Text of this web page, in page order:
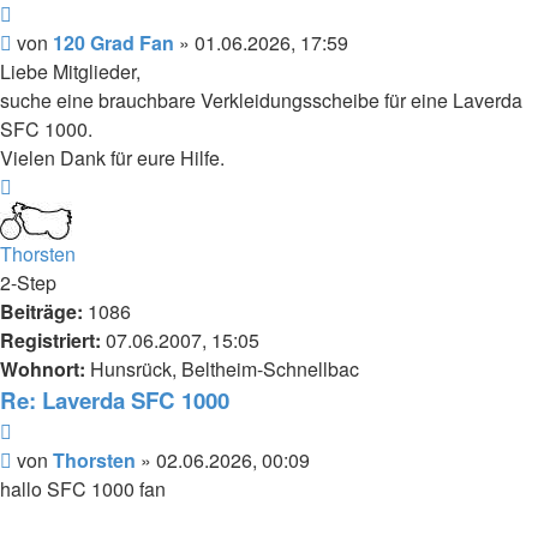
Beitrag
von 120 Grad Fan » 01.06.2026, 17:59
Liebe Mitglieder,
suche eine brauchbare Verkleidungsscheibe für eine Laverda
SFC 1000.
Vielen Dank für eure Hilfe.
oben
Thorsten
2-Step
Beiträge: 1086
Registriert: 07.06.2007, 15:05
Wohnort: Hunsrück, Beltheim-Schnellbac
Re: Laverda SFC 1000
Beitrag
von Thorsten » 02.06.2026, 00:09
hallo SFC 1000 fan